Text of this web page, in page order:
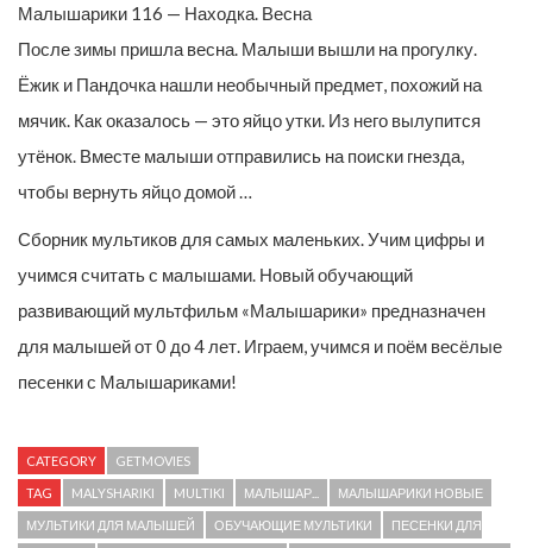
Малышарики 116 — Находка. Весна
После зимы пришла весна. Малыши вышли на прогулку.
Ёжик и Пандочка нашли необычный предмет, похожий на
мячик. Как оказалось — это яйцо утки. Из него вылупится
утёнок. Вместе малыши отправились на поиски гнезда,
чтобы вернуть яйцо домой …
Сборник мультиков для самых маленьких. Учим цифры и
учимся считать с малышами. Новый обучающий
развивающий мультфильм «Малышарики» предназначен
для малышей от 0 до 4 лет. Играем, учимся и поём весёлые
песенки с Малышариками!
CATEGORY GETMOVIES
TAG MALYSHARIKI MULTIKI МАЛЫШАР... МАЛЫШАРИКИ НОВЫЕ
МУЛЬТИКИ ДЛЯ МАЛЫШЕЙ ОБУЧАЮЩИЕ МУЛЬТИКИ ПЕСЕНКИ ДЛЯ